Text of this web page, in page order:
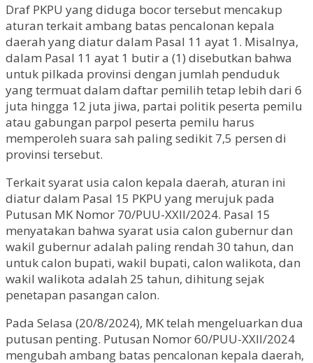
Draf PKPU yang diduga bocor tersebut mencakup
aturan terkait ambang batas pencalonan kepala
daerah yang diatur dalam Pasal 11 ayat 1. Misalnya,
dalam Pasal 11 ayat 1 butir a (1) disebutkan bahwa
untuk pilkada provinsi dengan jumlah penduduk
yang termuat dalam daftar pemilih tetap lebih dari 6
juta hingga 12 juta jiwa, partai politik peserta pemilu
atau gabungan parpol peserta pemilu harus
memperoleh suara sah paling sedikit 7,5 persen di
provinsi tersebut.
Terkait syarat usia calon kepala daerah, aturan ini
diatur dalam Pasal 15 PKPU yang merujuk pada
Putusan MK Nomor 70/PUU-XXII/2024. Pasal 15
menyatakan bahwa syarat usia calon gubernur dan
wakil gubernur adalah paling rendah 30 tahun, dan
untuk calon bupati, wakil bupati, calon walikota, dan
wakil walikota adalah 25 tahun, dihitung sejak
penetapan pasangan calon.
Pada Selasa (20/8/2024), MK telah mengeluarkan dua
putusan penting. Putusan Nomor 60/PUU-XXII/2024
mengubah ambang batas pencalonan kepala daerah,